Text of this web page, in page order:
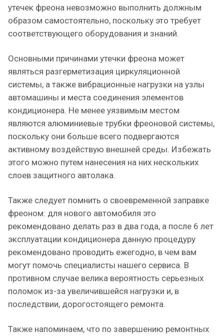
утечек фреона невозможно выполнить должным
образом самостоятельно, поскольку это требует
соответствующего оборудования и знаний.
Основными причинами утечки фреона может
являться разгерметизация циркуляционной
системы, а также вибрационные нагрузки на узлы
автомашины и места соединения элементов
кондиционера. Не менее уязвимым местом
являются алюминиевые трубки фреоновой системы,
поскольку они больше всего подвергаются
активному воздействую внешней среды. Избежать
этого можно путем нанесения на них нескольких
слоев защитного автолака.
Также следует помнить о своевременной заправке
фреоном: для нового автомобиля это
рекомендовано делать раз в два года, а после 6 лет
эксплуатации кондиционера данную процедуру
рекомендовано проводить ежегодно, в чем вам
могут помочь специалисты нашего сервиса. В
противном случае велика вероятность серьезных
поломок из-за увеличившейся нагрузки и, в
последствии, дорогостоящего ремонта.
Также напоминаем, что по завершению ремонтных